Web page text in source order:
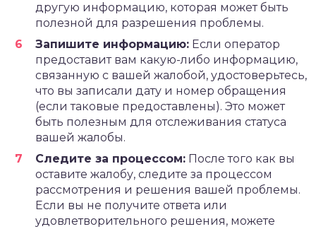
другую информацию, которая может быть
полезной для разрешения проблемы.
Запишите информацию: Если оператор
предоставит вам какую-либо информацию,
связанную с вашей жалобой, удостоверьтесь,
что вы записали дату и номер обращения
(если таковые предоставлены). Это может
быть полезным для отслеживания статуса
вашей жалобы.
Следите за процессом: После того как вы
оставите жалобу, следите за процессом
рассмотрения и решения вашей проблемы.
Если вы не получите ответа или
удовлетворительного решения, можете